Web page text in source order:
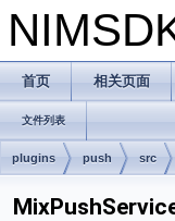
首页 相关页面
文件列表
plugins push src